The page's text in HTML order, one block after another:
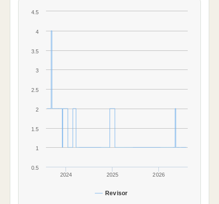
Revisor
2024 2025 2026
0.5
1
1.5
2
2.5
3
3.5
4
4.5